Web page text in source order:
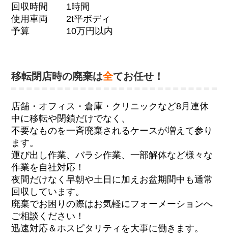
回収時間 1時間
使用車両 2t平ボディ
予算 10万円以内
移転閉店時の廃棄は全てお任せ！
店舗・オフィス・倉庫・クリニックなど8月連休
中に移転や閉鎖だけでなく、
不要なものを一斉廃棄されるケースが増えて参り
ます。
運び出し作業、バラシ作業、一部解体など様々な
作業を自社対応！
夜間だけなく早朝や土日に加えお盆期間中も通常
回収しています。
廃棄でお困りの際はお気軽にフォーメーションへ
ご相談ください！
迅速対応＆ホスピタリティを大事に働きます。